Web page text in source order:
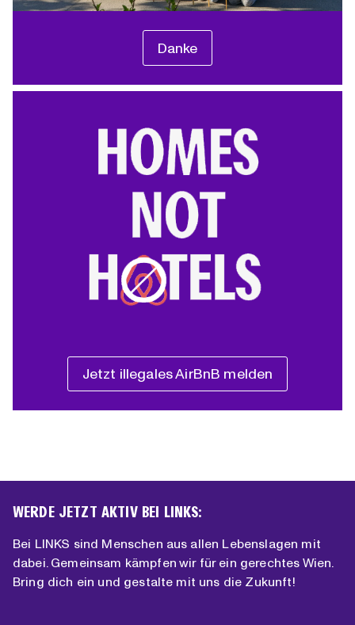
Danke
Jetzt illegales AirBnB melden
WERDE JETZT AKTIV BEI LINKS:
Bei LINKS sind Menschen aus allen Lebenslagen mit
dabei. Gemeinsam kämpfen wir für ein gerechtes Wien.
Bring dich ein und gestalte mit uns die Zukunft!